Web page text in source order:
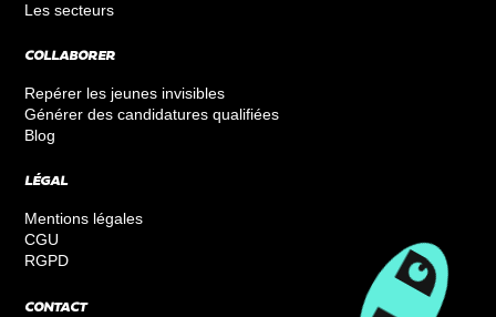
Les secteurs
COLLABORER
Repérer les jeunes invisibles
Générer des candidatures qualifiées
Blog
LÉGAL
Mentions légales
CGU
RGPD
CONTACT